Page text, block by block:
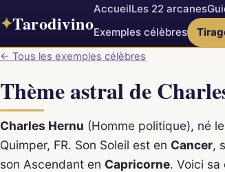
✦Tarodivino
AccueilLes 22 arcanes
Exemples célèbres
← Tous les exemples célèbres
Thème astral de
Charles Hernu (Homme politique), né
Quimper, FR. Son Soleil est en Cancer,
son Ascendant en Capricorne. Voici